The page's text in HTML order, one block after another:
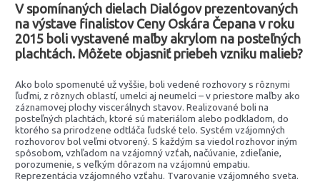
V spomínaných dielach Dialógov prezentovaných
na výstave finalistov Ceny Oskára Čepana v roku
2015 boli vystavené maľby akrylom na posteľných
plachtách. Môžete objasniť priebeh vzniku malieb?
Ako bolo spomenuté už vyššie, boli vedené rozhovory s rôznymi
ľuďmi, z rôznych oblastí, umelci aj neumelci – v priestore maľby ako
záznamovej plochy viscerálnych stavov. Realizované boli na
posteľných plachtách, ktoré sú materiálom alebo podkladom, do
ktorého sa prirodzene odtláča ľudské telo. Systém vzájomných
rozhovorov bol veľmi otvorený. S každým sa viedol rozhovor iným
spôsobom, vzhľadom na vzájomný vzťah, načúvanie, zdieľanie,
porozumenie, s veľkým dôrazom na vzájomnú empatiu.
Reprezentácia vzájomného vzťahu. Tvarovanie vzájomného sveta.